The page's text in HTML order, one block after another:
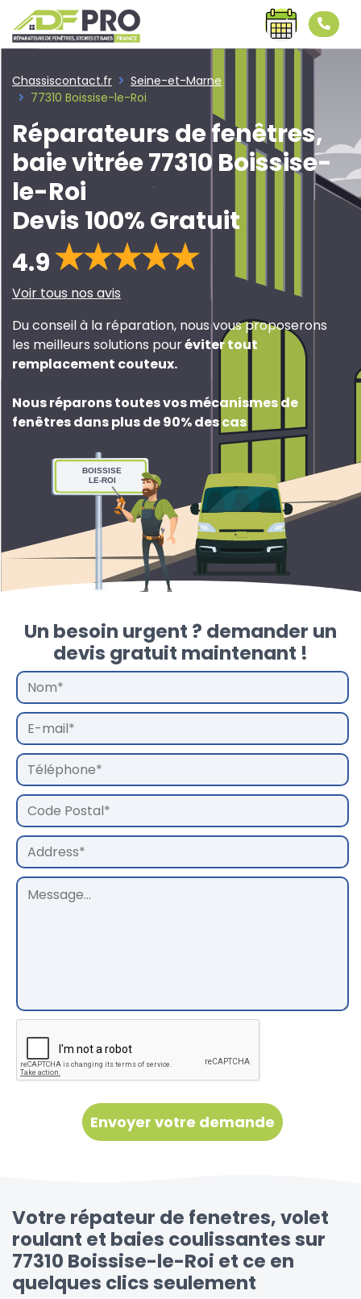
Chassiscontact.fr
Seine-et-Marne
77310 Boissise-le-Roi
Réparateurs de fenêtres,
baie vitrée 77310 Boissise-
le-Roi
Devis 100% Gratuit
4.9
Voir tous nos avis
Du conseil à la réparation, nous vous proposerons
les meilleurs solutions pouréviter tout
remplacement couteux.
Nous réparons toutes vos mécanismes de
fenêtres dans plus de 90% des cas
BOISSISE
LE-ROI
Un besoin urgent ? demander un
devis gratuit maintenant !
Votre répateur de fenetres, volet
roulant et baies coulissantes sur
77310 Boissise-le-Roi et ce en
quelques clics seulement